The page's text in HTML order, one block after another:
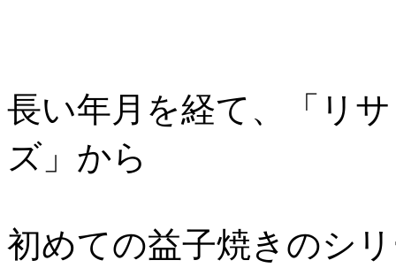
長い年月を経て、「リ
ズ」から
初めての益子焼きのシ